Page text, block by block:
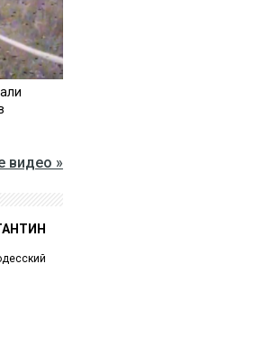
видео »